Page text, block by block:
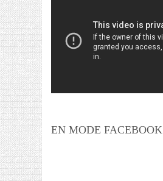
EN MODE FACEBOOK